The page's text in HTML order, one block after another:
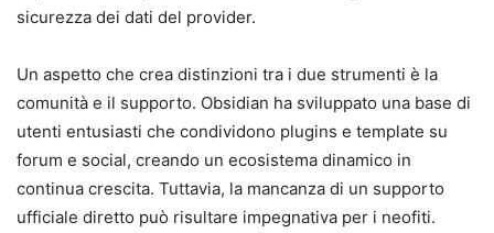
sicurezza dei dati del provider.
Un aspetto che crea distinzioni tra i due strumenti è la
comunità e il supporto. Obsidian ha sviluppato una base di
utenti entusiasti che condividono plugins e template su
forum e social, creando un ecosistema dinamico in
continua crescita. Tuttavia, la mancanza di un supporto
ufficiale diretto può risultare impegnativa per i neofiti.